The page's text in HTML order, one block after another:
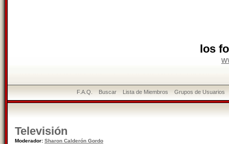
los
F.A.Q. Buscar Lista de Miembros Grupos de Usuarios
Televisión
Moderador: Sharon Calderón Gordo